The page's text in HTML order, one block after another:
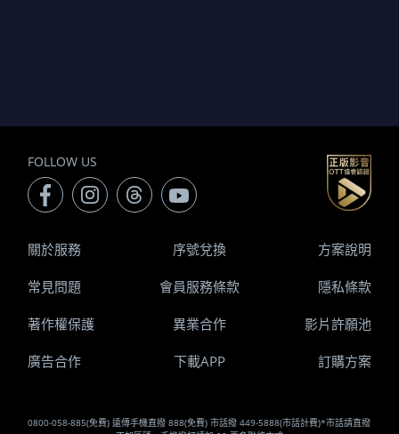
FOLLOW US
0800-058-885(免費) 遠傳手機直撥 888(免費) 市話撥 449-5888(市話計費)*市話請直撥
關於服務 序號兌換 方案說明
常見問題 會員服務條款 隱私條款
著作權保護 異業合作 影片許願池
廣告合作 下載APP 訂購方案